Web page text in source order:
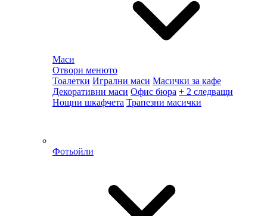
Маси
Отвори менюто
Тоалетки Игрални маси Масички за кафе
Декоративни маси Офис бюра + 2 следващи
Нощни шкафчета Трапезни масички
Фотьойли